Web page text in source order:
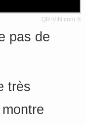
QR-VIN.com ®
pas de
très